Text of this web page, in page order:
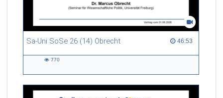
Sa-Uni SoSe 26 (14) Obrecht 46:53
46:53 duration
770